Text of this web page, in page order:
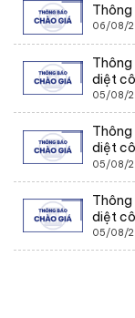
06/08/
diệt
05/08/
diệt
05/08/
diệt
05/08/